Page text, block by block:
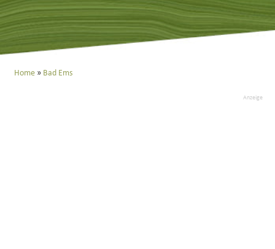
Home Bad Ems
Anzeige